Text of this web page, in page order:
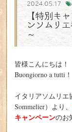
2024.05.17
【特別キ
ンソムリ
～
皆様こんにちは！
Buongiorno a tutti！
イタリアソムリエ
Sommelier）より、
キャンペーンのお